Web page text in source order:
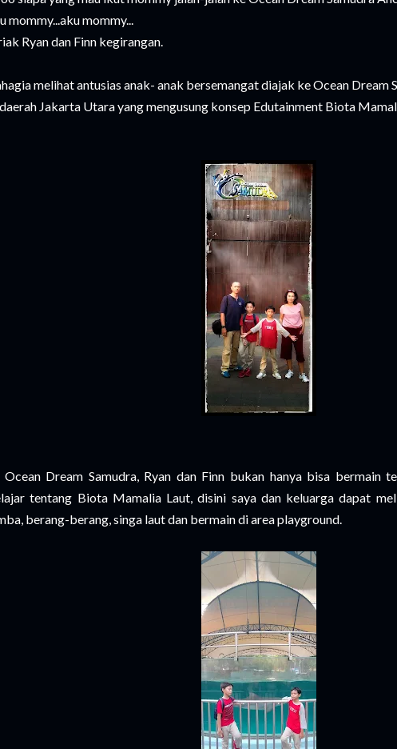
mommy...aku mommy...
Ryan dan Finn kegirangan.
melihat antusias anak- anak bersemangat diajak ke Ocean Dream
Jakarta Utara yang mengusung konsep Edutainment Biota
Ocean Dream Samudra, Ryan dan Finn bukan hanya bisa bermain
tentang Biota Mamalia Laut, disini saya dan keluarga dapat
berang-berang, singa laut dan bermain di area playground.